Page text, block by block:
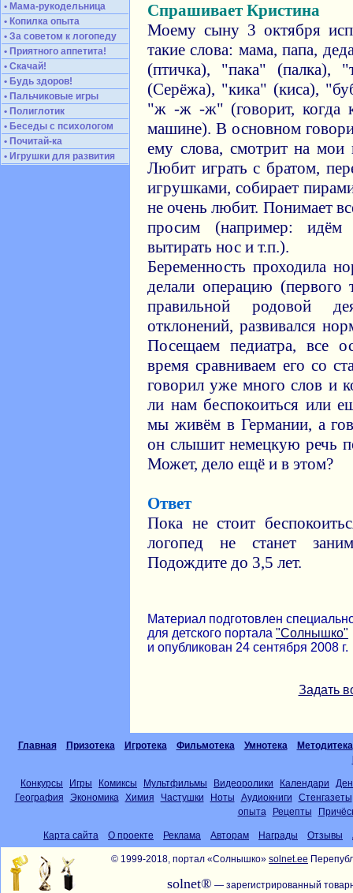
• Мама-рукодельница
• Копилка опыта
• За советом к логопеду
• Приятного аппетита!
• Скачай!
• Будь здоров!
• Пальчиковые игры
• Полиглотик
• Беседы с психологом
• Почитай-ка
• Игрушки для развития
Спрашивает Кристина
Моему сыну 3 октября
такие слова: мама, папа,
(птичка), "пака" (палка),
(Серёжа), "кика" (киса),
"ж -ж -ж" (говорит, когда
машине). В основном
ему слова, смотрит на мои
Любит играть с братом,
игрушками, собирает
не очень любит. Понимает
просим (например:
вытирать нос и т.п.).
Беременность проходила
делали операцию
правильной родовой
отклонений, развивался
Посещаем педиатра, все
время сравниваем его со
говорил уже много слов и
ли нам беспокоиться или
мы живём в Германии, а
он слышит немецкую речь
Может, дело ещё и в этом?
Ответ
Пока не стоит
логопед не станет
Подождите до 3,5 лет.
Материал подготовлен
для детского портала "Солнышко"
и опубликован 24 сентября 2008 г.
Задать
Главная Призотека Игротека Фильмотека Умнотека
Методитека
Конкурсы Игры Комиксы Мультфильмы Видеоролики Календари
География
Экономика Химия Частушки Ноты Аудиокниги
Стенгазеты
опыта
Рецепты
Карта сайта О проекте Реклама Авторам Награды Отзывы
© 1999-2018, портал «Солнышко» solnet.ee
solnet® — зарегистрированный